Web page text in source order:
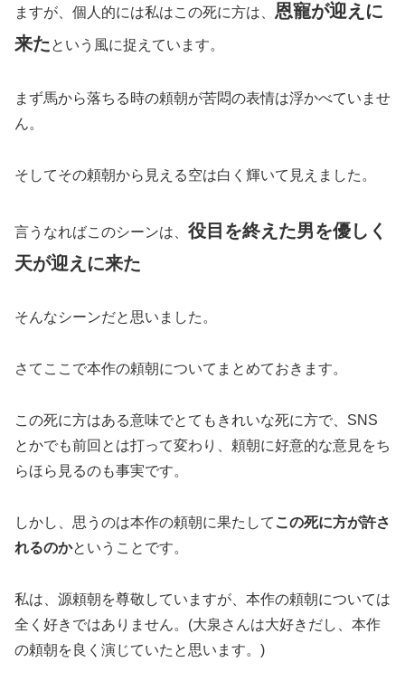
ますが、個人的には私はこの死に方は、 恩寵が迎えに
来たという風に捉えています。
まず馬から落ちる時の頼朝が苦悶の表情は浮かべていませ
ん。
そしてその頼朝から見える空は白く輝いて見えました。
言うなればこのシーンは、 役目を終えた男を優しく
天が迎えに来た
そんなシーンだと思いました。
さてここで本作の頼朝についてまとめておきます。
この死に方はある意味でとてもきれいな死に方で、SNS
とかでも前回とは打って変わり、頼朝に好意的な意見をち
らほら見るのも事実です。
しかし、思うのは本作の頼朝に果たして この死に方が許さ
れるのかということです。
私は、源頼朝を尊敬していますが、本作の頼朝については
全く好きではありません。(大泉さんは大好きだし、本作
の頼朝を良く演じていたと思います。)